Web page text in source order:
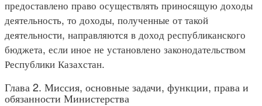
предоставлено право осуществлять приносящую доходы
деятельность, то доходы, полученные от такой
деятельности, направляются в доход республиканского
бюджета, если иное не установлено законодательством
Республики Казахстан.
Глава 2. Миссия, основные задачи, функции, права и
обязанности Министерства